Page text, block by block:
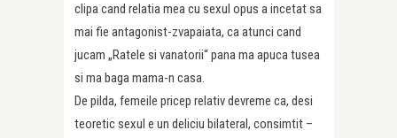
clipa cand relatia mea cu sexul opus a incetat sa
mai fie antagonist-zvapaiata, ca atunci cand
jucam „Ratele si vanatorii“ pana ma apuca tusea
si ma baga mama-n casa.
De pilda, femeile pricep relativ devreme ca, desi
teoretic sexul e un deliciu bilateral, consimtit –